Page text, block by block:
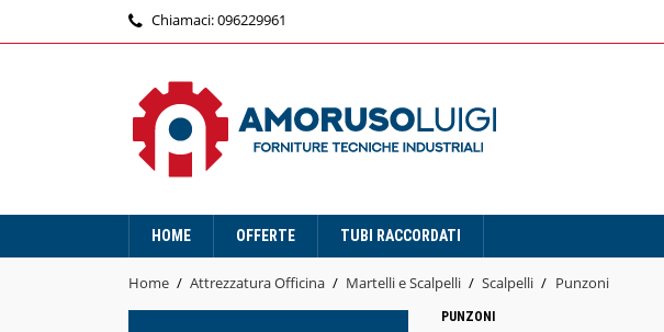
Chiamaci:096229961
HOME OFFERTE TUBI RACCORDATI
Home Attrezzatura Officina Martelli e Scalpelli Scalpelli Punzoni
PUNZONI